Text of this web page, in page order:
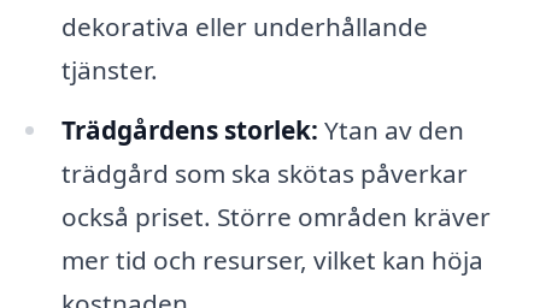
dekorativa eller underhållande
tjänster.
Trädgårdens storlek: Ytan av den
trädgård som ska skötas påverkar
också priset. Större områden kräver
mer tid och resurser, vilket kan höja